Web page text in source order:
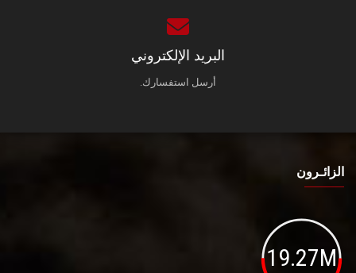
البريد الإلكتروني
أرسل استفسارك.
الزائـرون
19.27M